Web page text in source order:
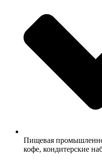
Пищевая
кофе, кондитерские